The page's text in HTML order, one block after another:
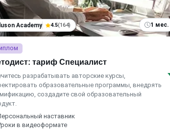
Academy 4.5(164) 1 мес.
тариф Специалист
разрабатывать авторские курсы,
образовательные программы, внедрять
создадите свой образовательный
наставник
в видеоформате